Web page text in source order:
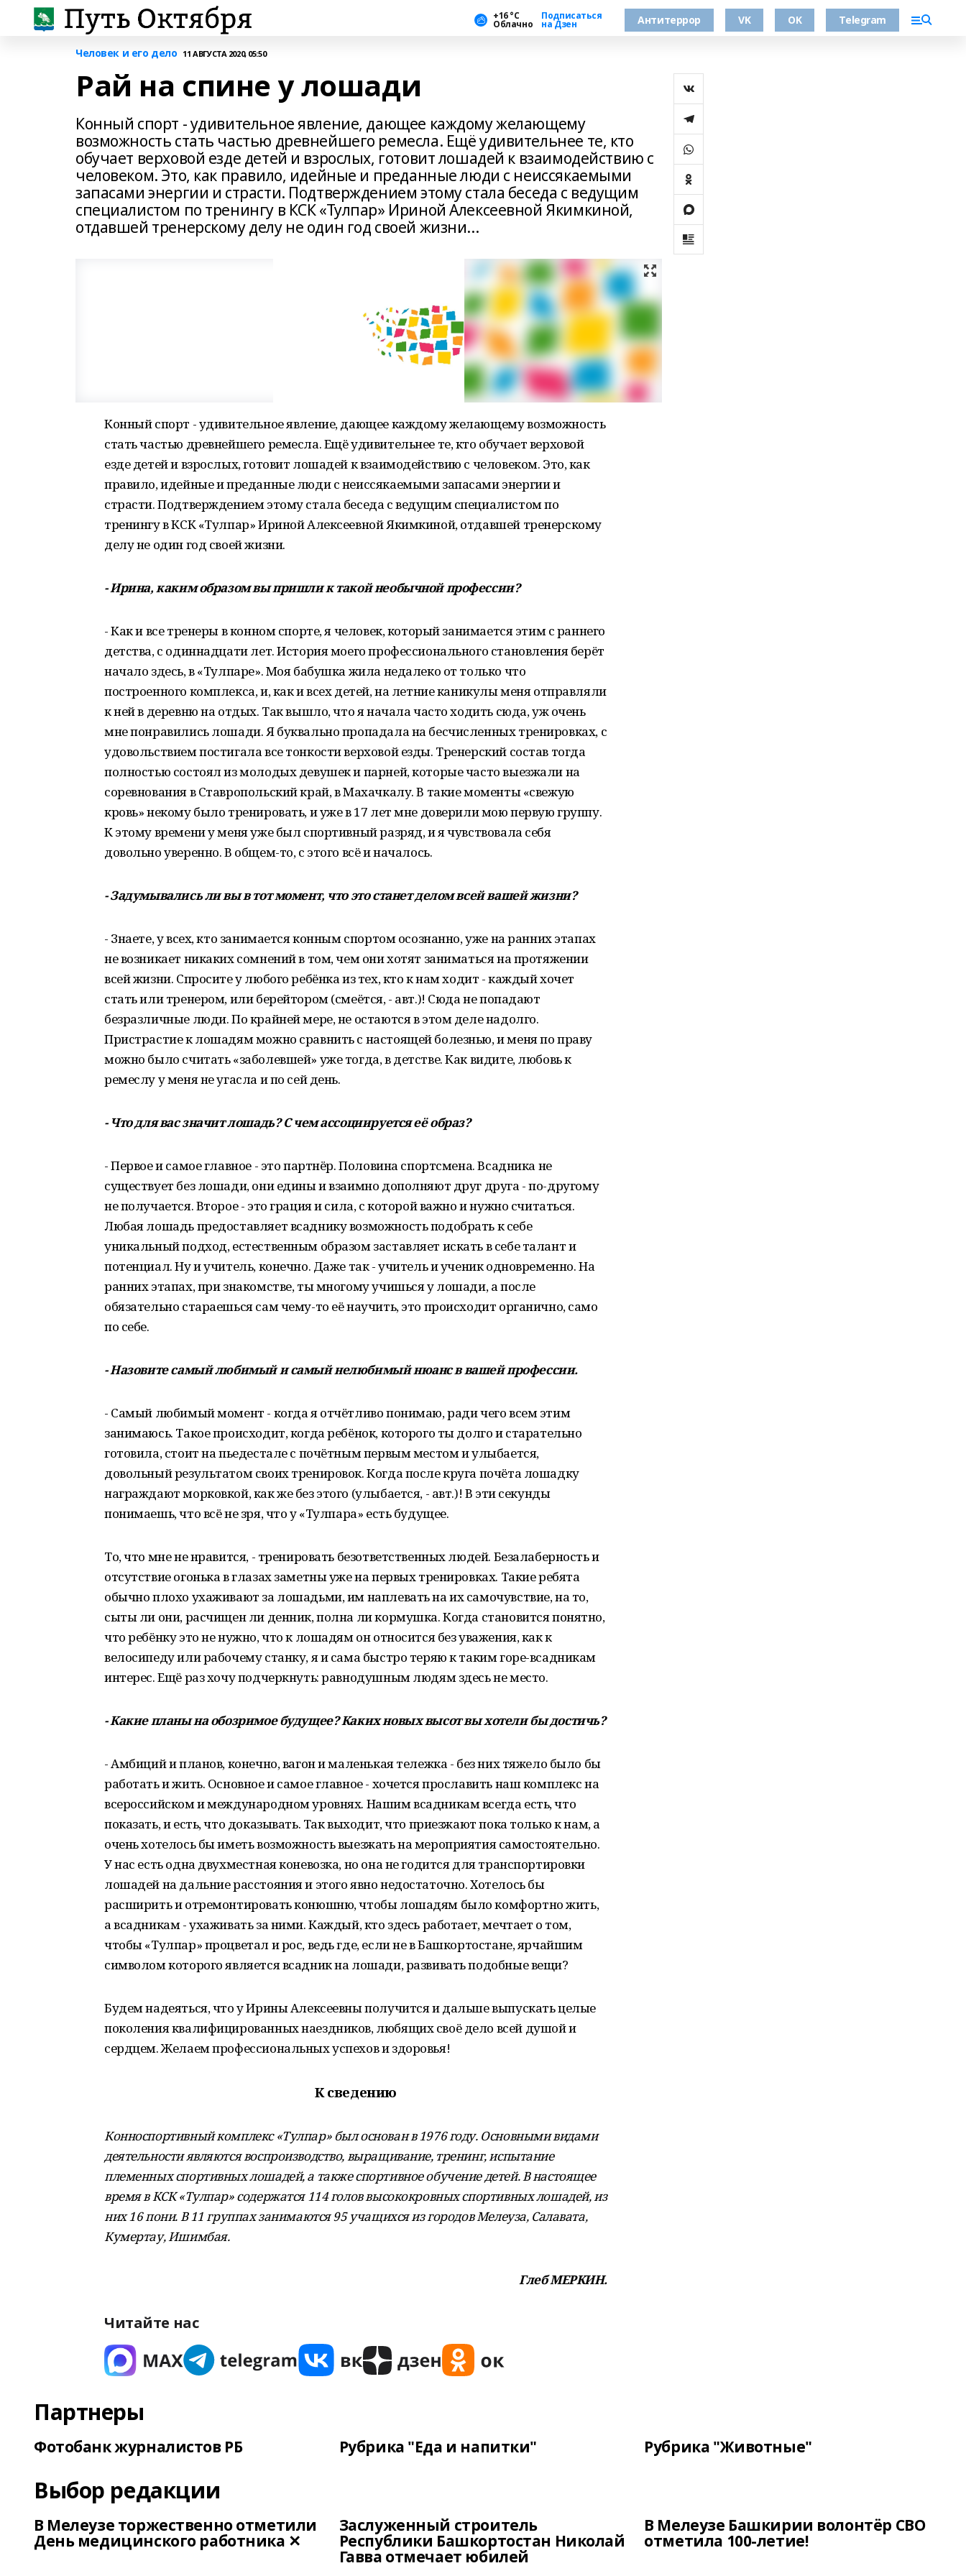
+16 °С
Облачно
Подписаться
на Дзен Антитеррор VK OK Telegram
Человек и его дело 11 АВГУСТА 2020, 05:50
Рай на спине у лошади
Конный спорт - удивительное явление, дающее каждому желающему
возможность стать частью древнейшего ремесла. Ещё удивительнее те, кто
обучает верховой езде детей и взрослых, готовит лошадей к взаимодействию с
человеком. Это, как правило, идейные и преданные люди с неиссякаемыми
запасами энергии и страсти. Подтверждением этому стала беседа с ведущим
специалистом по тренингу в КСК «Тулпар» Ириной Алексеевной Якимкиной,
отдавшей тренерскому делу не один год своей жизни...
Конный спорт - удивительное явление, дающее каждому желающему возможность
стать частью древнейшего ремесла. Ещё удивительнее те, кто обучает верховой
езде детей и взрослых, готовит лошадей к взаимодействию с человеком. Это, как
правило, идейные и преданные люди с неиссякаемыми запасами энергии и
страсти. Подтверждением этому стала беседа с ведущим специалистом по
тренингу в КСК «Тулпар» Ириной Алексеевной Якимкиной, отдавшей тренерскому
делу не один год своей жизни.
- Ирина, каким образом вы пришли к такой необычной профессии?
- Как и все тренеры в конном спорте, я человек, который занимается этим с раннего
детства, с одиннадцати лет. История моего профессионального становления берёт
начало здесь, в «Тулпаре». Моя бабушка жила недалеко от только что
построенного комплекса, и, как и всех детей, на летние каникулы меня отправляли
к ней в деревню на отдых. Так вышло, что я начала часто ходить сюда, уж очень
мне понравились лошади. Я буквально пропадала на бесчисленных тренировках, с
удовольствием постигала все тонкости верховой езды. Тренерский состав тогда
полностью состоял из молодых девушек и парней, которые часто выезжали на
соревнования в Ставропольский край, в Махачкалу. В такие моменты «свежую
кровь» некому было тренировать, и уже в 17 лет мне доверили мою первую группу.
К этому времени у меня уже был спортивный разряд, и я чувствовала себя
довольно уверенно. В общем-то, с этого всё и началось.
- Задумывались ли вы в тот момент, что это станет делом всей вашей жизни?
- Знаете, у всех, кто занимается конным спортом осознанно, уже на ранних этапах
не возникает никаких сомнений в том, чем они хотят заниматься на протяжении
всей жизни. Спросите у любого ребёнка из тех, кто к нам ходит - каждый хочет
стать или тренером, или берейтором (смеётся, - авт.)! Сюда не попадают
безразличные люди. По крайней мере, не остаются в этом деле надолго.
Пристрастие к лошадям можно сравнить с настоящей болезнью, и меня по праву
можно было считать «заболевшей» уже тогда, в детстве. Как видите, любовь к
ремеслу у меня не угасла и по сей день.
- Что для вас значит лошадь? С чем ассоциируется её образ?
- Первое и самое главное - это партнёр. Половина спортсмена. Всадника не
существует без лошади, они едины и взаимно дополняют друг друга - по-другому
не получается. Второе - это грация и сила, с которой важно и нужно считаться.
Любая лошадь предоставляет всаднику возможность подобрать к себе
уникальный подход, естественным образом заставляет искать в себе талант и
потенциал. Ну и учитель, конечно. Даже так - учитель и ученик одновременно. На
ранних этапах, при знакомстве, ты многому учишься у лошади, а после
обязательно стараешься сам чему-то её научить, это происходит органично, само
по себе.
- Назовите самый любимый и самый нелюбимый нюанс в вашей профессии.
- Самый любимый момент - когда я отчётливо понимаю, ради чего всем этим
занимаюсь. Такое происходит, когда ребёнок, которого ты долго и старательно
готовила, стоит на пьедестале с почётным первым местом и улыбается,
довольный результатом своих тренировок. Когда после круга почёта лошадку
награждают морковкой, как же без этого (улыбается, - авт.)! В эти секунды
понимаешь, что всё не зря, что у «Тулпара» есть будущее.
То, что мне не нравится, - тренировать безответственных людей. Безалаберность и
отсутствие огонька в глазах заметны уже на первых тренировках. Такие ребята
обычно плохо ухаживают за лошадьми, им наплевать на их самочувствие, на то,
сыты ли они, расчищен ли денник, полна ли кормушка. Когда становится понятно,
что ребёнку это не нужно, что к лошадям он относится без уважения, как к
велосипеду или рабочему станку, я и сама быстро теряю к таким горе-всадникам
интерес. Ещё раз хочу подчеркнуть: равнодушным людям здесь не место.
- Какие планы на обозримое будущее? Каких новых высот вы хотели бы достичь?
- Амбиций и планов, конечно, вагон и маленькая тележка - без них тяжело было бы
работать и жить. Основное и самое главное - хочется прославить наш комплекс на
всероссийском и международном уровнях. Нашим всадникам всегда есть, что
показать, и есть, что доказывать. Так выходит, что приезжают пока только к нам, а
очень хотелось бы иметь возможность выезжать на мероприятия самостоятельно.
У нас есть одна двухместная коневозка, но она не годится для транспортировки
лошадей на дальние расстояния и этого явно недостаточно. Хотелось бы
расширить и отремонтировать конюшню, чтобы лошадям было комфортно жить,
а всадникам - ухаживать за ними. Каждый, кто здесь работает, мечтает о том,
чтобы «Тулпар» процветал и рос, ведь где, если не в Башкортостане, ярчайшим
символом которого является всадник на лошади, развивать подобные вещи?
Будем надеяться, что у Ирины Алексеевны получится и дальше выпускать целые
поколения квалифицированных наездников, любящих своё дело всей душой и
сердцем. Желаем профессиональных успехов и здоровья!
К сведению
Конноспортивный комплекс «Тулпар» был основан в 1976 году. Основными видами
деятельности являются воспроизводство, выращивание, тренинг, испытание
племенных спортивных лошадей, а также спортивное обучение детей. В настоящее
время в КСК «Тулпар» содержатся 114 голов высококровных спортивных лошадей, из
них 16 пони. В 11 группах занимаются 95 учащихся из городов Мелеуза, Салавата,
Кумертау, Ишимбая.
Глеб МЕРКИН.
Читайте нас
Партнеры
Фотобанк журналистов РБ Рубрика "Еда и напитки" Рубрика "Животные"
Выбор редакции
В Мелеузе торжественно отметили
День медицинского работника ✕
Заслуженный строитель
Республики Башкортостан Николай
Гавва отмечает юбилей
В Мелеузе Башкирии волонтёр СВО
отметила 100-летие!